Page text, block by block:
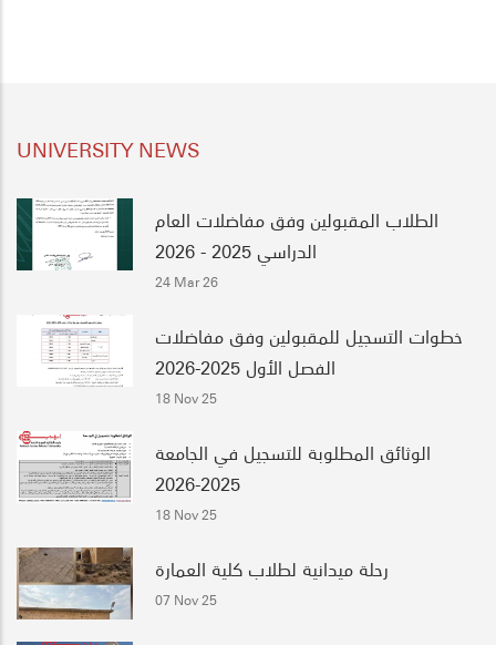
UNIVERSITY NEWS
الطلاب المقبولين وفق مفاضلات العام
الدراسي 2025 - 2026
24 Mar 26
خطوات التسجيل للمقبولين وفق مفاضلات
الفصل الأول 2025-2026
18 Nov 25
الوثائق المطلوبة للتسجيل في الجامعة
2025-2026
18 Nov 25
رحلة ميدانية لطلاب كلية العمارة
07 Nov 25